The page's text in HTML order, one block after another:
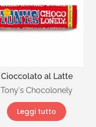
Cioccolato al Latte
Tony's Chocolonely
Leggi tutto